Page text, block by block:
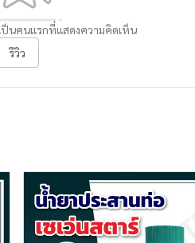
ป็นคนแรกที่แสดงความคิดเห็น
รีวิว